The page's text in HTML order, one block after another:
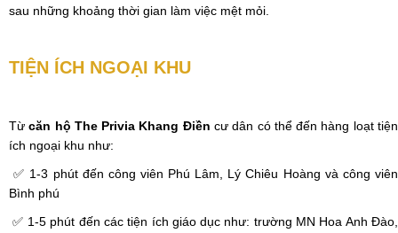
sau những khoảng thời gian làm việc mệt mỏi.
TIỆN ÍCH NGOẠI KHU
Từcăn hộ The Privia Khang Điền cư dân có thể đến hàng loạt tiện
ích ngoại khu như:
✅ 1-3 phút đến công viên Phú Lâm, Lý Chiêu Hoàng và công viên
Bình phú
✅ 1-5 phút đến các tiện ích giáo dục như: trường MN Hoa Anh Đào,